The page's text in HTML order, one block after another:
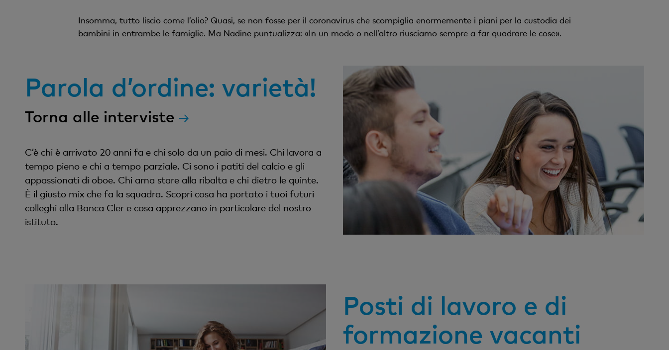
Insomma, tutto liscio come l’olio? Quasi, se non fosse per il coronavirus che scompiglia enormemente i piani per la custodia dei
bambini in entrambe le famiglie. Ma Nadine puntualizza: «In un modo o nell’altro riusciamo sempre a far quadrare le cose».
Parola d’ordine: varietà!
Torna alle interviste
C’è chi è arrivato 20 anni fa e chi solo da un paio di mesi. Chi lavora a
tempo pieno e chi a tempo parziale. Ci sono i patiti del calcio e gli
appassionati di oboe. Chi ama stare alla ribalta e chi dietro le quinte.
È il giusto mix che fa la squadra. Scopri cosa ha portato i tuoi futuri
colleghi alla Banca Cler e cosa apprezzano in particolare del nostro
istituto.
Posti di lavoro e di
formazione vacanti